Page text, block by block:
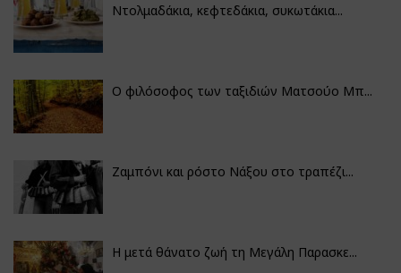
Ντολμαδάκια, κεφτεδάκια, συκωτάκια...
Ο φιλόσοφος των ταξιδιών Ματσούο Μπ...
Ζαμπόνι και ρόστο Νάξου στο τραπέζι...
Η μετά θάνατο ζωή τη Μεγάλη Παρασκε...